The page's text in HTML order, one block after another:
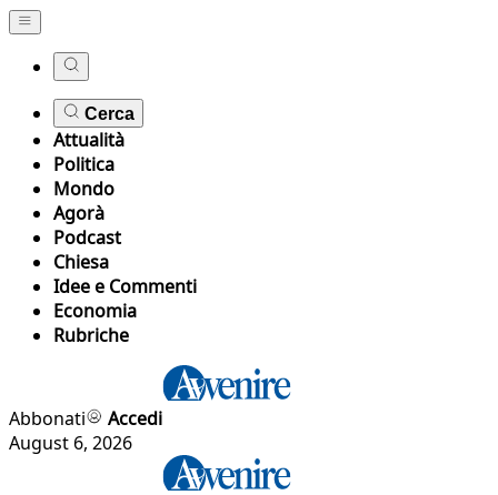
Cerca
Attualità
Politica
Mondo
Agorà
Podcast
Chiesa
Idee e Commenti
Economia
Rubriche
Abbonati
Accedi
August 6, 2026